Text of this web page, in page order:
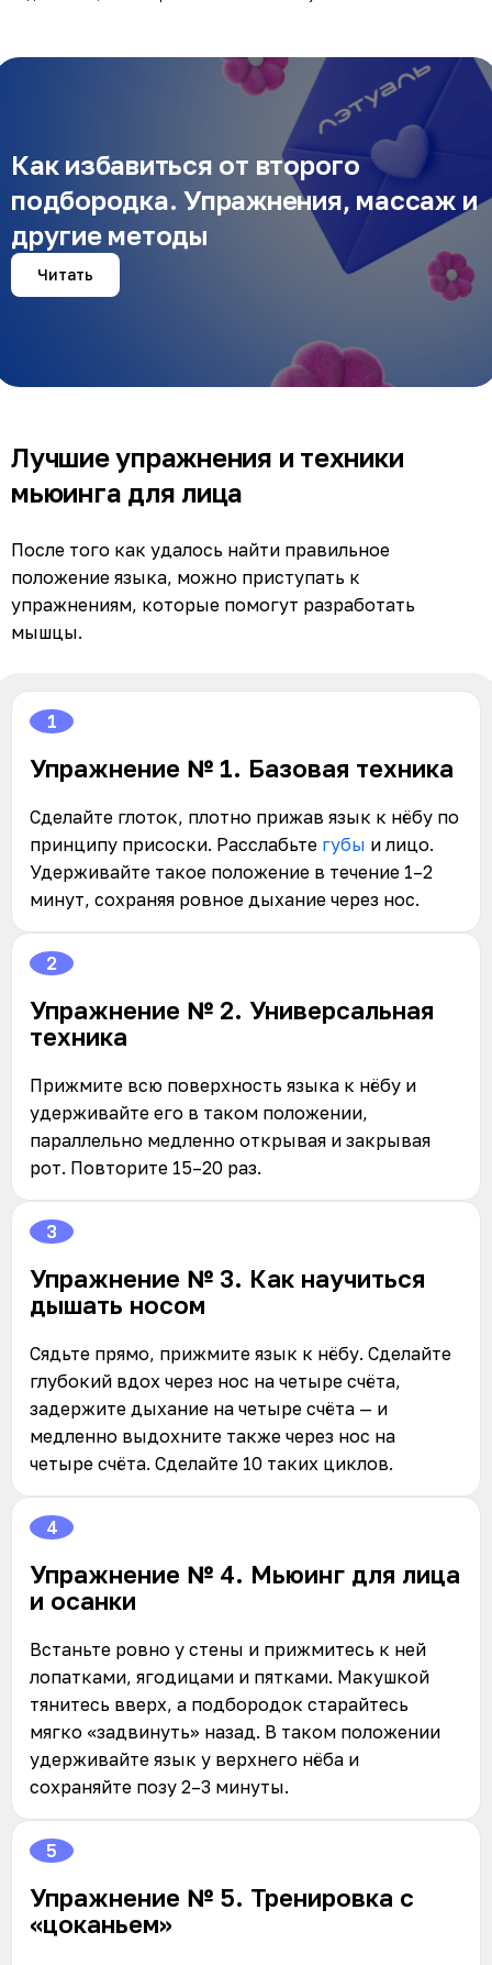
Как избавиться от второго
подбородка. Упражнения, массаж и
другие методы
Читать
Лучшие упражнения и техники
мьюинга для лица
После того как удалось найти правильное
положение языка, можно приступать к
упражнениям, которые помогут разработать
мышцы.
1
Упражнение № 1. Базовая техника
Сделайте глоток, плотно прижав язык к нёбу по
принципу присоски. Расслабьте губы и лицо.
Удерживайте такое положение в течение 1–2
минут, сохраняя ровное дыхание через нос.
2
Упражнение № 2. Универсальная
техника
Прижмите всю поверхность языка к нёбу и
удерживайте его в таком положении,
параллельно медленно открывая и закрывая
рот. Повторите 15–20 раз.
3
Упражнение № 3. Как научиться
дышать носом
Сядьте прямо, прижмите язык к нёбу. Сделайте
глубокий вдох через нос на четыре счёта,
задержите дыхание на четыре счёта — и
медленно выдохните также через нос на
четыре счёта. Сделайте 10 таких циклов.
4
Упражнение № 4. Мьюинг для лица
и осанки
Встаньте ровно у стены и прижмитесь к ней
лопатками, ягодицами и пятками. Макушкой
тянитесь вверх, а подбородок старайтесь
мягко «задвинуть» назад. В таком положении
удерживайте язык у верхнего нёба и
сохраняйте позу 2–3 минуты.
5
Упражнение № 5. Тренировка с
«цоканьем»